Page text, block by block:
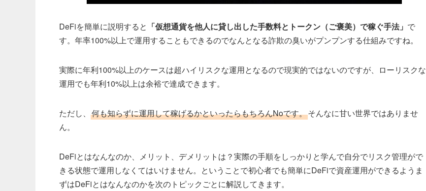
DeFiを簡単に説明すると 「仮想通貨を他人に貸し出した手数料とトークン（ご褒美）で稼ぐ手法」 で
す。年率100%以上で運用することもできるのでなんとなる詐欺の臭いがプンプンする仕組みですね。
実際に年利100%以上のケースは超ハイリスクな運用となるので現実的ではないのですが、ローリスクな
運用でも年利10%以上は余裕で達成できます。
ただし、 何も知らずに運用して稼げるかといったらもちろんNoです。そんなに甘い世界ではありませ
ん。
DeFiとはなんなのか、メリット、デメリットは？実際の手順をしっかりと学んで自分でリスク管理がで
きる状態で運用しなくてはいけません。ということで初心者でも簡単にDeFiで資産運用ができるようま
ずはDeFiとはなんなのかを次のトピックごとに解説してきます。